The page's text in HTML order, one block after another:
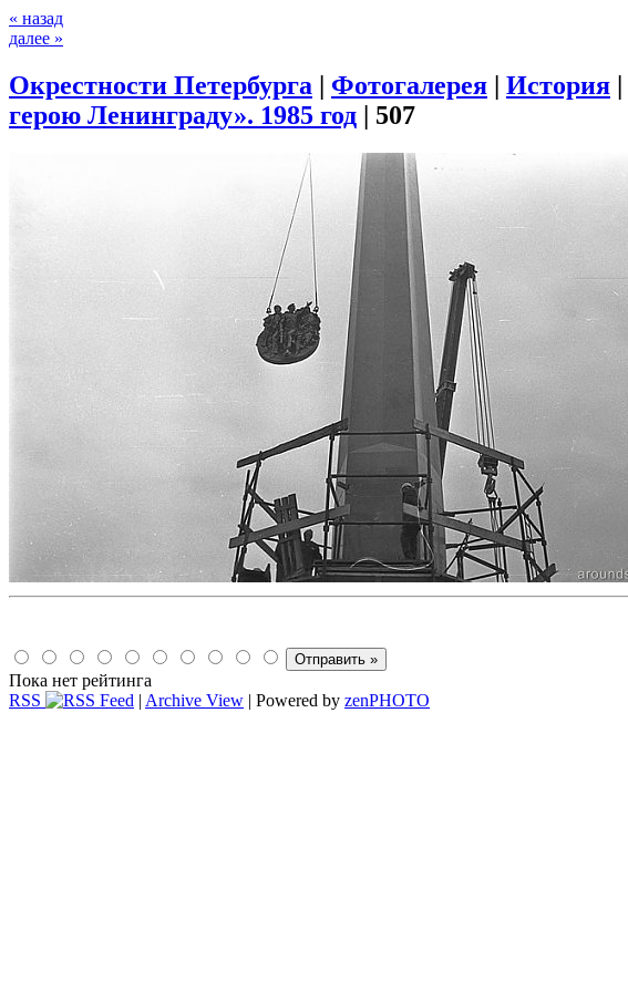
« назад
далее »
Окрестности Петербурга | Фотогалерея | История |
герою Ленинграду». 1985 год | 507
Пока нет рейтинга
RSS
| Archive View | Powered by zenPHOTO